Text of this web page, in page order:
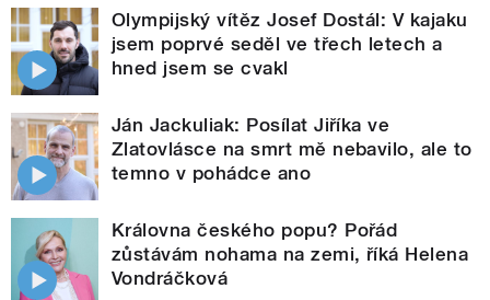
Olympijský vítěz Josef Dostál: V kajaku
jsem poprvé seděl ve třech letech a
hned jsem se cvakl
Ján Jackuliak: Posílat Jiříka ve
Zlatovlásce na smrt mě nebavilo, ale to
temno v pohádce ano
Královna českého popu? Pořád
zůstávám nohama na zemi, říká Helena
Vondráčková